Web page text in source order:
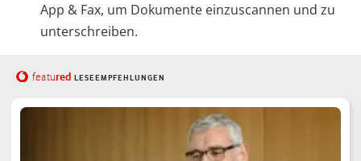
App & Fax, um Dokumente einzuscannen und zu
unterschreiben.
featured LESEEMPFEHLUNGEN